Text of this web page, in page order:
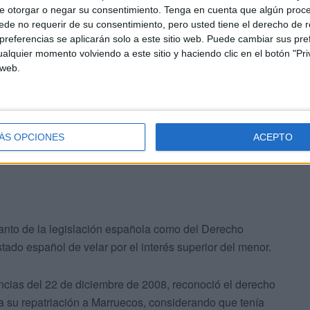
otorgar o negar su consentimiento. Tenga en cuenta que algún
no requerir de su consentimiento, pero usted tiene el derecho de
se aplicarán solo a este sitio web. Puede cambiar sus
momento volviendo a este sitio y haciendo clic en el botón
OPCIONES ACEPTO
con sus representados y la han emplazado a dirigirse
de la ciudad de Ceuta, tutora de los menores.
de garantizar la asistencia letrada de los niños en
hoy más de 30 niños han designado a abogados y
en cualquier procedimiento que les afecte.
de la legislación española como del Derecho
español de velar por el interés superior del menor.
del 22 de diciembre de 2008, reconoció el derecho
repatriación a Marruecos, considerando que tenía